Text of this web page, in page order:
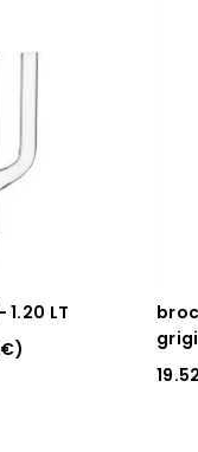
BROCCA CACTUS 4- 1.20 LT
€)
19.52